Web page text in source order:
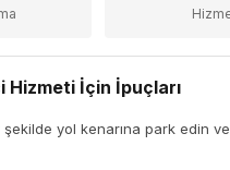
Hizmeti İçin İpuçları
şekilde yol kenarına park edin